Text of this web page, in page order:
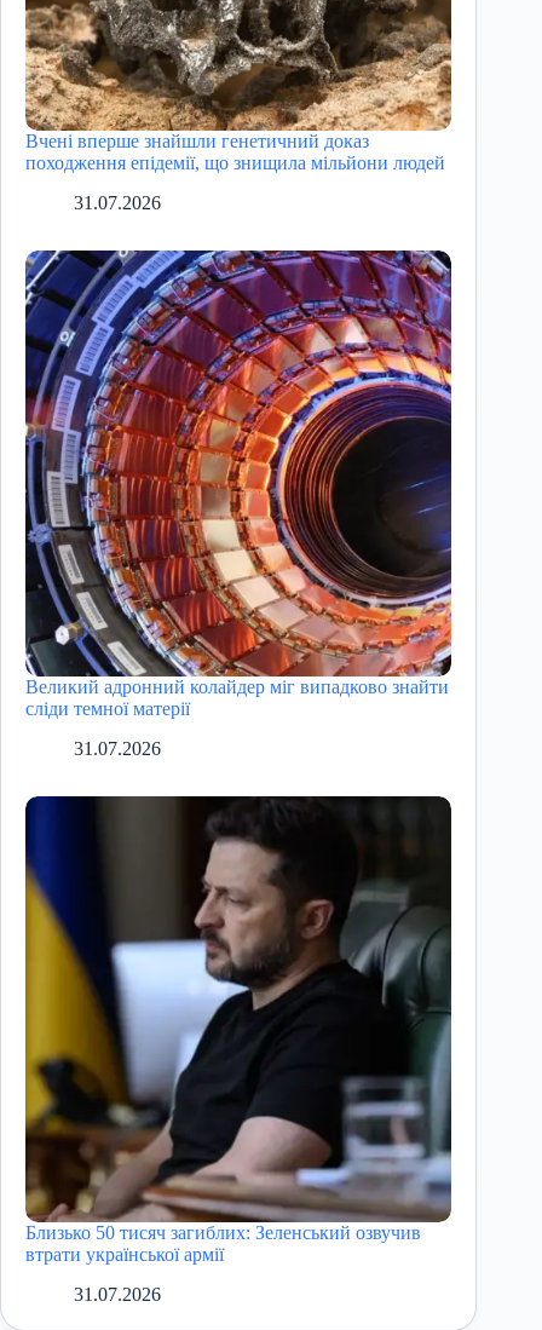
Вчені вперше знайшли генетичний доказ
походження епідемії, що знищила мільйони людей
31.07.2026
Великий адронний колайдер міг випадково знайти
сліди темної матерії
31.07.2026
Близько 50 тисяч загиблих: Зеленський озвучив
втрати української армії
31.07.2026